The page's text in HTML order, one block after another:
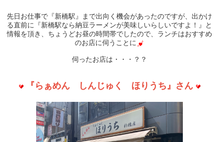
先日お仕事で『新橋駅』まで出向く機会があったのですが、出かけ
る直前に『新橋駅なら納豆ラーメンが美味しいらしいですよ！』と
情報を頂き、ちょうどお昼の時間帯でしたので、ランチはおすすめ
のお店に伺うことに
伺ったお店は・・・？？
『らぁめん しんじゅく ほりうち』さん